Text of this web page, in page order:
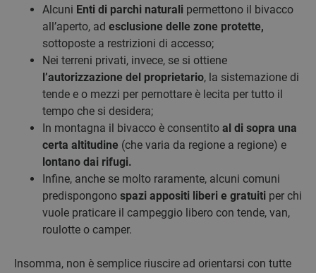
Alcuni Enti di parchi naturali permettono il bivacco
all’aperto, ad esclusione delle zone protette,
sottoposte a restrizioni di accesso;
Nei terreni privati, invece, se si ottiene
l’autorizzazione del proprietario, la sistemazione di
tende e o mezzi per pernottare è lecita per tutto il
tempo che si desidera;
In montagna il bivacco è consentito al di sopra una
certa altitudine (che varia da regione a regione) e
lontano dai rifugi.
Infine, anche se molto raramente, alcuni comuni
predispongono spazi appositi liberi e gratuiti per chi
vuole praticare il campeggio libero con tende, van,
roulotte o camper.
Insomma, non è semplice riuscire ad orientarsi con tutte